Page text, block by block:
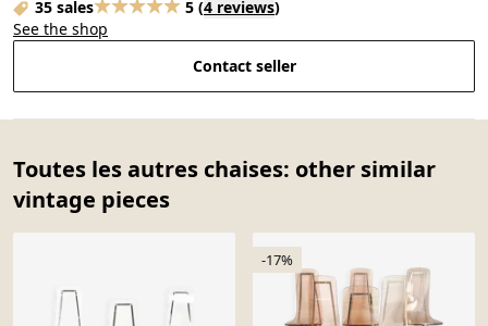
35 sales
5 (4 reviews)
See the shop
Contact seller
Toutes les autres chaises: other similar
vintage pieces
-17%